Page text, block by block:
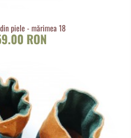
piele - mărimea 18
RON